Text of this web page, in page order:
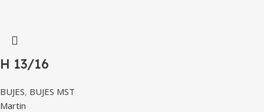
H 13/16
BUJES, BUJES MST
Martin